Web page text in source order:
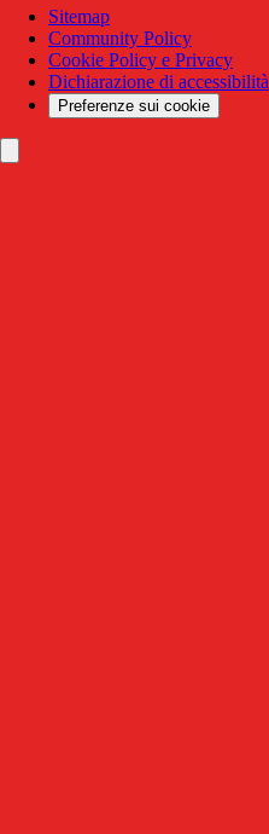
Sitemap
Community Policy
Cookie Policy e Privacy
Dichiarazione di accessibilità
Preferenze sui cookie